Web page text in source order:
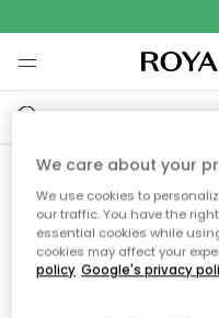
Emme
We care about your
We use cookies to
our traffic. You have the
essential cookies while
cookies may affect your
policy Google's privacy